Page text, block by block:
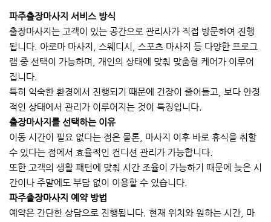
파주출장마사지 서비스 방식
출장마사지는 고객이 있는 공간으로 관리사가 직접 방문하여 진행
됩니다. 아로마 마사지, 스웨디시, 스포츠 마사지 등 다양한 프로그
램 중 선택이 가능하며, 개인의 상태에 맞춰 맞춤형 케어가 이루어
집니다.
특히 익숙한 환경에서 진행되기 때문에 긴장이 줄어들고, 보다 안정
적인 상태에서 관리가 이루어지는 것이 특징입니다.
출장마사지를 선택하는 이유
이동 시간이 필요 없다는 점은 물론, 마사지 이후 바로 휴식을 취할
수 있다는 점에서 효율적인 컨디션 관리가 가능합니다.
또한 고객의 생활 패턴에 맞춰 시간 조율이 가능하기 때문에 늦은 시
간이나 주말에도 부담 없이 이용할 수 있습니다.
파주출장마사지 예약 방법
예약은 간단한 상담으로 진행됩니다. 현재 위치와 원하는 시간, 마